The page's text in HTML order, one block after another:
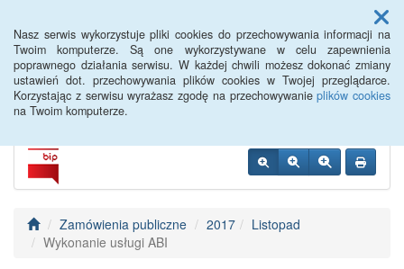
Nasz serwis wykorzystuje pliki cookies do przechowywania informacji na
Twoim komputerze. Są one wykorzystywane w celu zapewnienia
poprawnego działania serwisu. W każdej chwili możesz dokonać zmiany
ustawień dot. przechowywania plików cookies w Twojej przeglądarce.
Korzystając z serwisu wyrażasz zgodę na przechowywanieplików cookies
na Twoim komputerze.
Menu
Siemiatycze PUP
Zamówienia publiczne 2017
Listopad
Wykonanie usługi ABI